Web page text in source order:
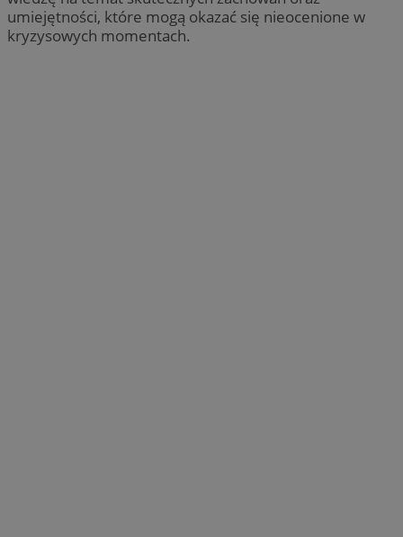
umiejętności, które mogą okazać się nieocenione w
kryzysowych momentach.